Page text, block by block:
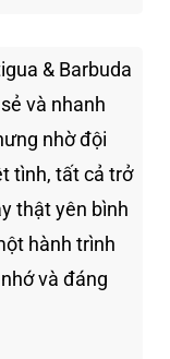
& Barbuda
và nhanh
nhờ đội
tình, tất cả trở
thật yên bình
hành trình
và đáng